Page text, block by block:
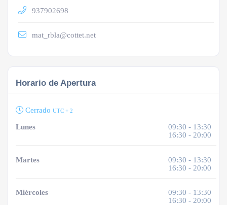
937902698
mat_rbla@cottet.net
Horario de Apertura
Cerrado UTC + 2
Lunes
09:30 - 13:30
16:30 - 20:00
Martes
09:30 - 13:30
16:30 - 20:00
Miércoles
09:30 - 13:30
16:30 - 20:00